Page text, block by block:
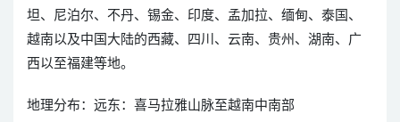
坦、尼泊尔、不丹、锡金、印度、孟加拉、缅甸、泰国、
越南以及中国大陆的西藏、四川、云南、贵州、湖南、广
西以至福建等地。
地理分布：远东：喜马拉雅山脉至越南中南部